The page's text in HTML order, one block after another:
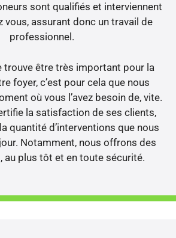
sont qualifiés et interviennent
vous, assurant donc un travail de
professionnel.
trouve être très important pour la
foyer, c’est pour cela que nous
où vous l’avez besoin de, vite.
la satisfaction de ses clients,
quantité d’interventions que nous
Notamment, nous offrons des
au plus tôt et en toute sécurité.